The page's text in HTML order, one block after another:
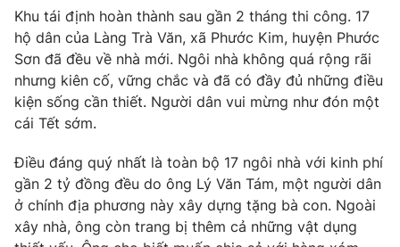
Tư vấn
Chuyên mục khác
Emagazine Podcast
Video Shorts video
Khu tái định hoàn thành sau gần 2 tháng thi công. 17
hộ dân của Làng Trà Văn, xã Phước Kim, huyện Phước
Sơn đã đều về nhà mới. Ngôi nhà không quá rộng rãi
nhưng kiên cố, vững chắc và đã có đầy đủ những điều
kiện sống cần thiết. Người dân vui mừng như đón một
cái Tết sớm.
Điều đáng quý nhất là toàn bộ 17 ngôi nhà với kinh phí
gần 2 tỷ đồng đều do ông Lý Văn Tám, một người dân
ở chính địa phương này xây dựng tặng bà con. Ngoài
xây nhà, ông còn trang bị thêm cả những vật dụng